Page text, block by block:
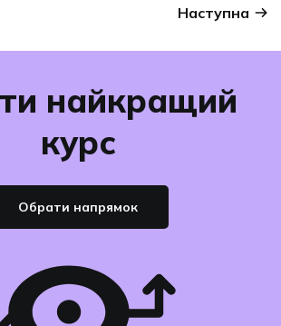
Наступна
найкращий
курс
Обрати напрямок